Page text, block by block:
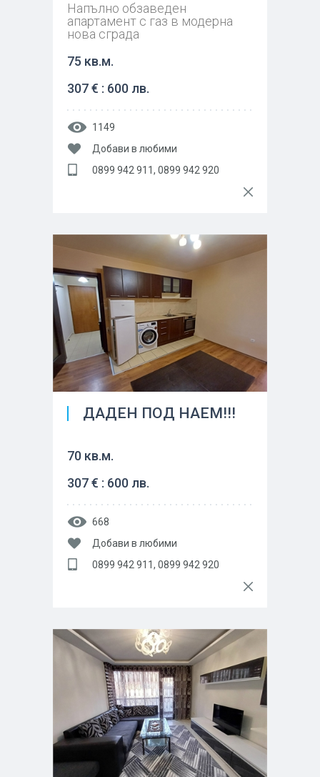
Напълно обзаведен
апартамент с газ в модерна
нова сграда
75 кв.м.
307 € : 600 лв.
1149
Добави в любими
0899 942 911, 0899 942 920
ДАДЕН ПОД НАЕМ!!!
70 кв.м.
307 € : 600 лв.
668
Добави в любими
0899 942 911, 0899 942 920